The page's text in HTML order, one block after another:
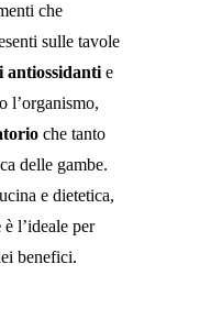
che
sulle tavole
antiossidanti e
l’organismo,
che tanto
delle gambe.
e dietetica,
è l’ideale per
benefici.